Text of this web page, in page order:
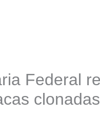
Federal